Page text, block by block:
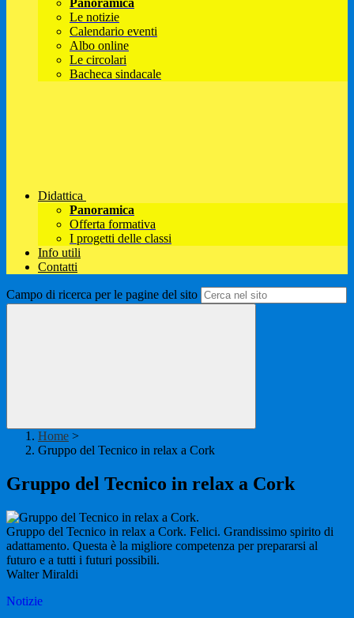
Panoramica
Le notizie
Calendario eventi
Albo online
Le circolari
Bacheca sindacale
Didattica
Panoramica
Offerta formativa
I progetti delle classi
Info utili
Contatti
Campo di ricerca per le pagine del sito
Home >
Gruppo del Tecnico in relax a Cork
Gruppo del Tecnico in relax a Cork
Gruppo del Tecnico in relax a Cork. Felici. Grandissimo spirito di
adattamento. Questa è la migliore competenza per prepararsi al
futuro e a tutti i futuri possibili.
Walter Miraldi
Notizie